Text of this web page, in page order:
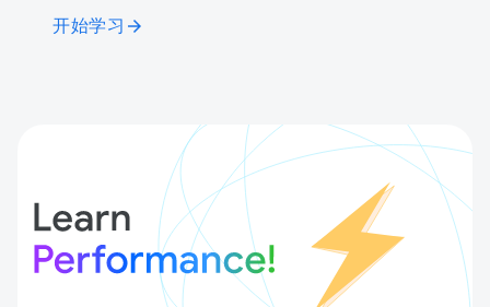
开始学习 arrow_forward